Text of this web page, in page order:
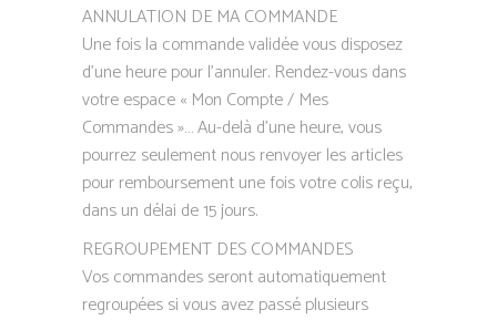
​ANNULATION DE MA COMMANDE
Une fois la commande validée vous disposez
d’une heure pour l’annuler. Rendez-vous dans
votre espace « Mon Compte / Mes
Commandes »… Au-delà d’une heure, vous
pourrez seulement nous renvoyer les articles
pour remboursement une fois votre colis reçu,
dans un délai de 15 jours.
REGROUPEMENT DES COMMANDES
Vos commandes seront automatiquement
regroupées si vous avez passé plusieurs